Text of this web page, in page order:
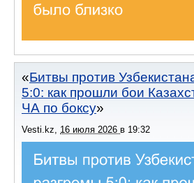
Битвы против
5:0: как прошли бои
ЧА по боксу
Vesti.kz, 16 июля 2026 в 19:32